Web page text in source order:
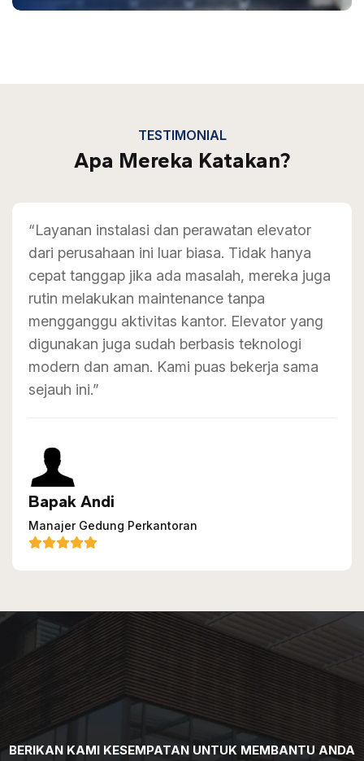
TESTIMONIAL
Apa Mereka Katakan?
“Layanan instalasi dan perawatan elevator
dari perusahaan ini luar biasa. Tidak hanya
cepat tanggap jika ada masalah, mereka juga
rutin melakukan maintenance tanpa
mengganggu aktivitas kantor. Elevator yang
digunakan juga sudah berbasis teknologi
modern dan aman. Kami puas bekerja sama
sejauh ini.”
Bapak Andi
Manajer Gedung Perkantoran
BERIKAN KAMI KESEMPATAN UNTUK MEMBANTU ANDA